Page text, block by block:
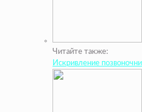
Читайте также:
Искривление